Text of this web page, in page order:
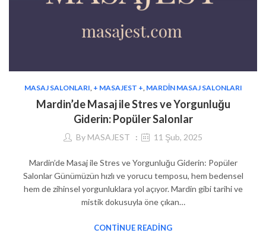
MASAJ SALONLARI, + MASAJEST +, MARDIN MASAJ SALONLARI
Mardin’de Masaj ile Stres ve Yorgunluğu
Giderin: Popüler Salonlar
By MASAJEST 11 Şub, 2025
Mardin’de Masaj ile Stres ve Yorgunluğu Giderin: Popüler
Salonlar Günümüzün hızlı ve yorucu temposu, hem bedensel
hem de zihinsel yorgunluklara yol açıyor. Mardin gibi tarihi ve
mistik dokusuyla öne çıkan…
CONTINUE READING